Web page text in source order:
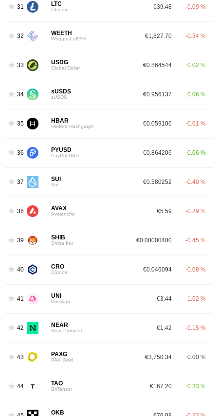
31 LTC
Litecoin €39.48 -0.09 %
32 WEETH
Wrapped eETH €1,827.70 -0.34 %
33 USDG
Global Dollar €0.864544 0.02 %
34 sUSDS
sUSDS €0.956137 0.06 %
35 HBAR
Hedera Hashgraph €0.059106 -0.01 %
36 PYUSD
PayPal USD €0.864206 0.06 %
37 SUI
Sui €0.580252 -0.40 %
38 AVAX
Avalanche €5.59 -0.29 %
39 SHIB
Shiba Inu €0.00000400 -0.45 %
40 CRO
Cronos €0.046094 -0.08 %
41 UNI
Uniswap €3.44 -1.62 %
42 NEAR
Near Protocol €1.42 -0.15 %
43 PAXG
PAX Gold €3,750.34 0.00 %
44 TAO
BitTensor €167.20 0.33 %
OKB